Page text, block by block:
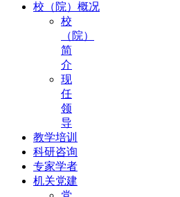
校（院）概况
校
（院）
简
介
现
任
领
导
教学培训
科研咨询
专家学者
机关党建